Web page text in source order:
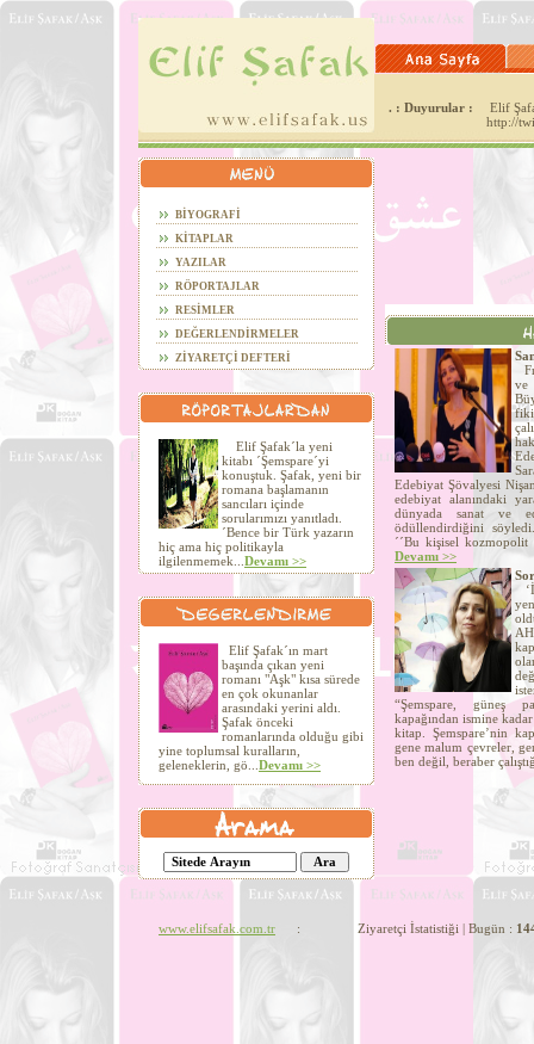
. : Duyurular :
Elif
http://
BİYOGRAFİ
KİTAPLAR
YAZILAR
RÖPORTAJLAR
RESİMLER
DEĞERLENDİRMELER
ZİYARETÇİ DEFTERİ
Elif Şafak´la yeni
kitabı ´Şemspare´yi
konuştuk. Şafak, yeni bir
romana başlamanın
sancıları içinde
sorularımızı yanıtladı.
´Bence bir Türk yazarın
hiç ama hiç politikayla
ilgilenmemek... Devamı >>
Elif Şafak´ın mart
başında çıkan yeni
romanı "Aşk" kısa sürede
en çok okunanlar
arasındaki yerini aldı.
Şafak önceki
romanlarında olduğu gibi
yine toplumsal kuralların,
geleneklerin, gö... Devamı >>
ve
Edebiyat Şövalyesi
edebiyat alanındaki
dünyada sanat ve
ödüllendirdiğini
´´Bu kişisel
Devamı >>
“Şemspare, güneş
kapağından ismine
kitap. Şemspare’nin
gene malum çevreler,
ben değil, beraber
www.elifsafak.com.tr : Ziyaretçi İstatistiği | Bugün :